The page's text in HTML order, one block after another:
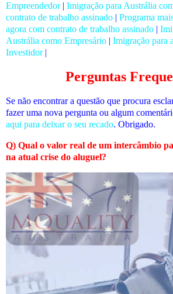
Empreendedor| Imigração para Austrália
contrato de trabalho assinado
Programa
agora com contrato de trabalho assinado
Austrália como Empresário
Imigração para
Investidor|
Perguntas
Se não encontrar a questão que procura
fazer uma nova pergunta ou algum
aqui para deixar o seu recado. Obrigado.
Q) Qual o valor real de um intercâmbio
na atual crise do aluguel?